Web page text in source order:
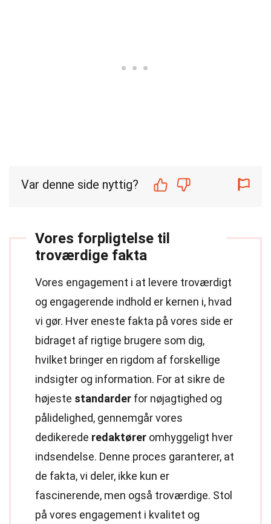
Var denne side nyttig?
Vores forpligtelse til
troværdige fakta
Vores engagement i at levere troværdigt
og engagerende indhold er kernen i, hvad
vi gør. Hver eneste fakta på vores side er
bidraget af rigtige brugere som dig,
hvilket bringer en rigdom af forskellige
indsigter og information. For at sikre de
højeste standarder for nøjagtighed og
pålidelighed, gennemgår vores
dedikerede redaktører omhyggeligt hver
indsendelse. Denne proces garanterer, at
de fakta, vi deler, ikke kun er
fascinerende, men også troværdige. Stol
på vores engagement i kvalitet og